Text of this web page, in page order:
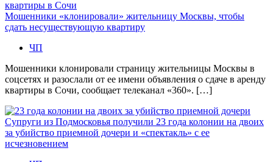
Мошенники «клонировали» жительницу Москвы, чтобы
сдать несуществующую квартиру
ЧП
Мошенники клонировали страницу жительницы Москвы в
соцсетях и разослали от ее имени объявления о сдаче в аренду
квартиры в Сочи, сообщает телеканал «360». […]
Супруги из Подмосковья получили 23 года колонии на двоих
за убийство приемной дочери и «спектакль» с ее
исчезновением